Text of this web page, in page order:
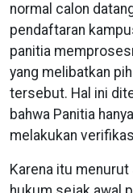
normal calon
pendaftaran
panitia
yang melibatkan
tersebut. Hal ini
bahwa Panitia
melakukan
Karena itu